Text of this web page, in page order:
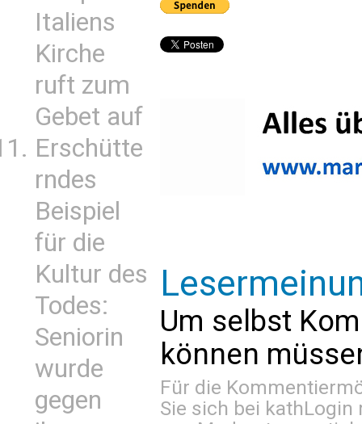
Italiens
Kirche
ruft zum
Gebet auf
Erschütte
rndes
Beispiel
für die
Kultur des
Todes:
Seniorin
wurde
gegen
Um selbst
können
Für die
Sie sich bei kathLogin